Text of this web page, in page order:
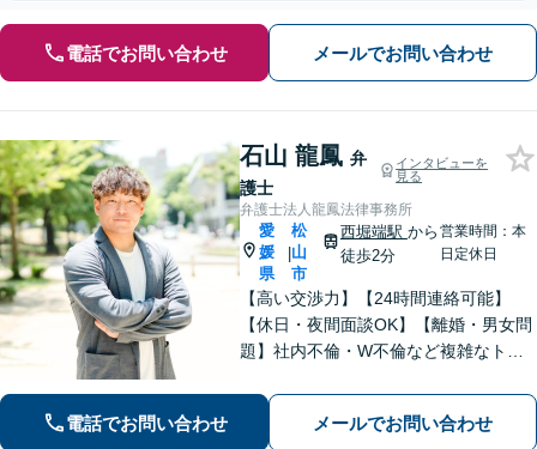
電話でお問い合わせ メールでお問い合わせ
石山 龍鳳 弁
護士
インタビューを
見る
弁護士法人龍鳳法律事務所
愛
媛
県
|
松
山
市
西堀端駅 から
徒歩2分
営業時間：本
日定休日
【高い交渉力】【24時間連絡可能】
【休日・夜間面談OK】【離婚・男女問
題】社内不倫・W不倫など複雑なトラ
求や退職代行もお受けします。【刑事
事件】刑事事件は１分１秒が勝負で
電話でお問い合わせ メールでお問い合わせ